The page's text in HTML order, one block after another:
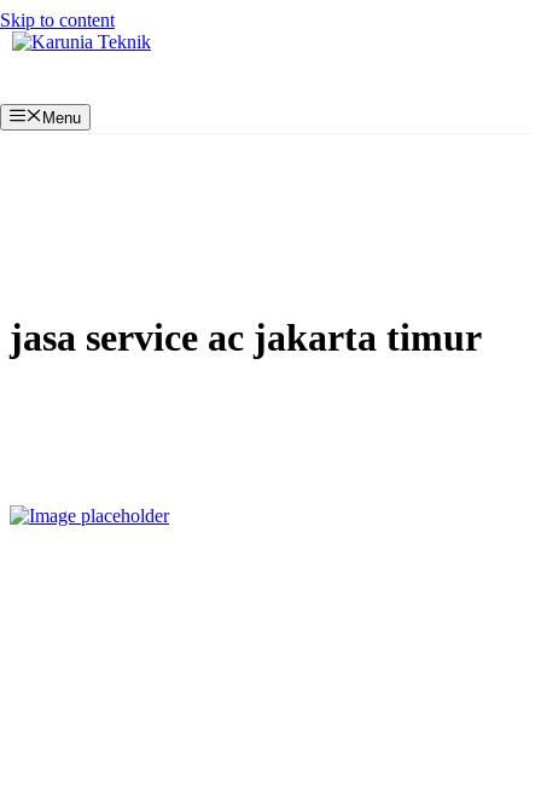
Skip to content
Menu
jasa service ac jakarta timur